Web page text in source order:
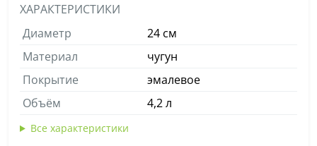
ХАРАКТЕРИСТИКИ
Диаметр
24 см
Материал
чугун
Покрытие
эмалевое
Объём
4,2 л
Все характеристики